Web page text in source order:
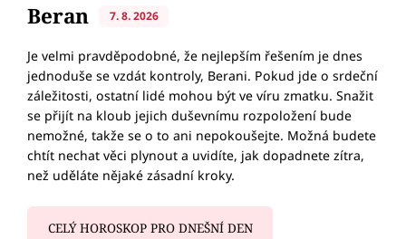
Beran 7. 8. 2026
Je velmi pravděpodobné, že nejlepším řešením je dnes
jednoduše se vzdát kontroly, Berani. Pokud jde o srdeční
záležitosti, ostatní lidé mohou být ve víru zmatku. Snažit
se přijít na kloub jejich duševnímu rozpoložení bude
nemožné, takže se o to ani nepokoušejte. Možná budete
chtít nechat věci plynout a uvidíte, jak dopadnete zítra,
než uděláte nějaké zásadní kroky.
CELÝ HOROSKOP PRO DNEŠNÍ DEN